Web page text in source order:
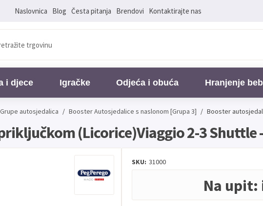
Naslovnica Blog Česta pitanja Brendovi Kontaktirajte nas
i djece Igračke Odjeća i obuća Hranjenje
Grupe autosjedalica / Booster Autosjedalice s naslonom [Grupa 3] / Booster
(Licorice)Viaggio 2-3 Shuttle -
SKU: 31000
Na upit: